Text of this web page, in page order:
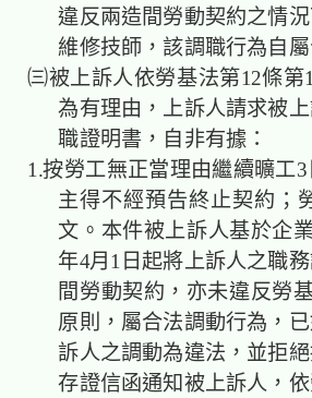
違反兩造間勞動契約之情
維修技師，該調職行為
㈢被上訴人依勞基法第12條
為有理由，上訴人請求被
職證明書，自非有據：
1.按勞工無正當理由繼續曠工
主得不經預告終止契約；
文。本件被上訴人基於企
年4月1日起將上訴人之職
間勞動契約，亦未違反勞
原則，屬合法調動行為，
訴人之調動為違法，並拒
存證信函通知被上訴人，